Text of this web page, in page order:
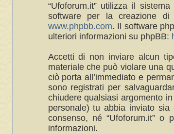
“Ufoforum.it” utilizza il
software per la creazione di
www.phpbb.com. Il software
ulteriori informazioni su phpBB:
Accetti di non inviare alcun
materiale che può violare una
ciò porta all’immediato e
sono registrati per
chiudere qualsiasi argomento
personale) tu abbia inviato
consenso, né “Ufoforum.it” o
informazioni.